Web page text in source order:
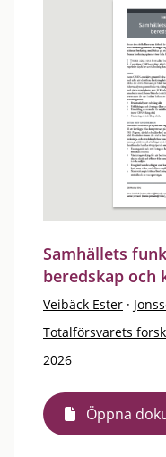
Samhällets
beredskap och
Veibäck Ester ·
Totalförsvarets
2026
Öppna